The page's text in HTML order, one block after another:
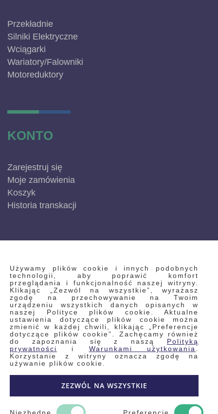
Używamy plików cookie i innych podobnych
technologii, aby poprawić komfort
przeglądania i funkcjonalność naszej witryny.
Klikając „Zezwól na wszystkie”, wyrażasz
zgodę na przechowywanie na Twoim
urządzeniu wszystkich danych opisanych w
naszej Polityce plików cookie. Aktualne
ustawienia dotyczące plików cookie można
zmienić w każdej chwili, klikając „Preferencje
dotyczące plików cookie”. Zachęcamy również
do zapoznania się z naszą Polityką
prywatności
i Warunkami użytkowania
Korzystanie z witryny oznacza zgodę na
używanie plików cookie.
ZEZWÓL NA WSZYSTKIE
Niezbędne Preferencje
Przekładnie
Silniki Elektryczne
Wciągarki
Wariatory/Falowniki
Motoreduktory
KONTO
Zarejestruj się
Moje zamówienia
Koszyk
Historia transkacji
INFORMACJE
Regulamin
Polityka prywatności i pliki cookie
Wyszukiwane frazy
Wyszukiwanie zaawansowane
Zamówienia
Skontaktuj się z nami
Odstąp od umowy
Kontakt